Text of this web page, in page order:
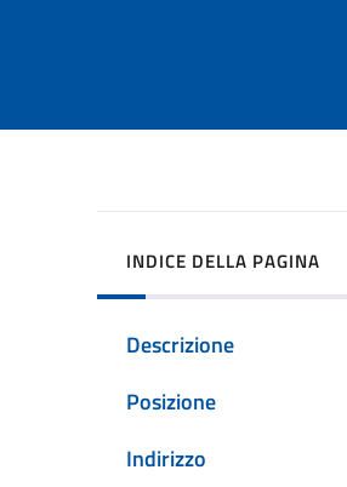
INDICE DELLA PAGINA
Descrizione
Posizione
Indirizzo